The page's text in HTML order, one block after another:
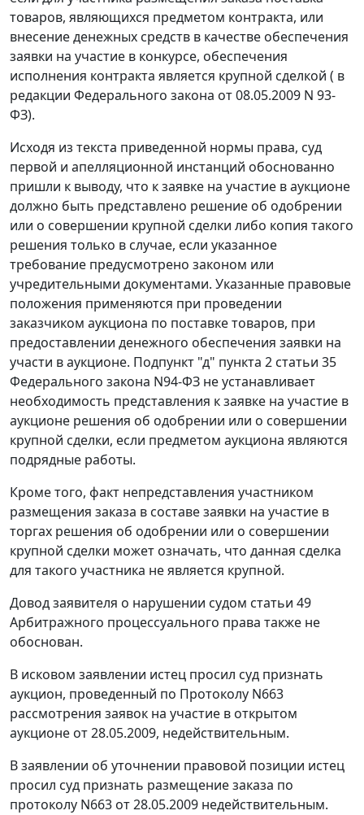
товаров, являющихся предметом контракта, или
внесение денежных средств в качестве обеспечения
заявки на участие в конкурсе, обеспечения
исполнения контракта является крупной сделкой ( в
редакции Федерального закона от 08.05.2009 N 93-
ФЗ).
Исходя из текста приведенной нормы права, суд
первой и апелляционной инстанций обоснованно
пришли к выводу, что к заявке на участие в аукционе
должно быть представлено решение об одобрении
или о совершении крупной сделки либо копия такого
решения только в случае, если указанное
требование предусмотрено законом или
учредительными документами. Указанные правовые
положения применяются при проведении
заказчиком аукциона по поставке товаров, при
предоставлении денежного обеспечения заявки на
участи в аукционе. Подпункт "д" пункта 2 статьи 35
Федерального закона N94-ФЗ не устанавливает
необходимость представления к заявке на участие в
аукционе решения об одобрении или о совершении
крупной сделки, если предметом аукциона являются
подрядные работы.
Кроме того, факт непредставления участником
размещения заказа в составе заявки на участие в
торгах решения об одобрении или о совершении
крупной сделки может означать, что данная сделка
для такого участника не является крупной.
Довод заявителя о нарушении судом статьи 49
Арбитражного процессуального права также не
обоснован.
В исковом заявлении истец просил суд признать
аукцион, проведенный по Протоколу N663
рассмотрения заявок на участие в открытом
аукционе от 28.05.2009, недействительным.
В заявлении об уточнении правовой позиции истец
просил суд признать размещение заказа по
протоколу N663 от 28.05.2009 недействительным.